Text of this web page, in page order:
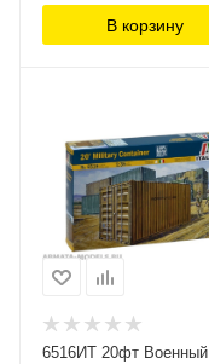
В корзину
6516ИТ 20фт Военный